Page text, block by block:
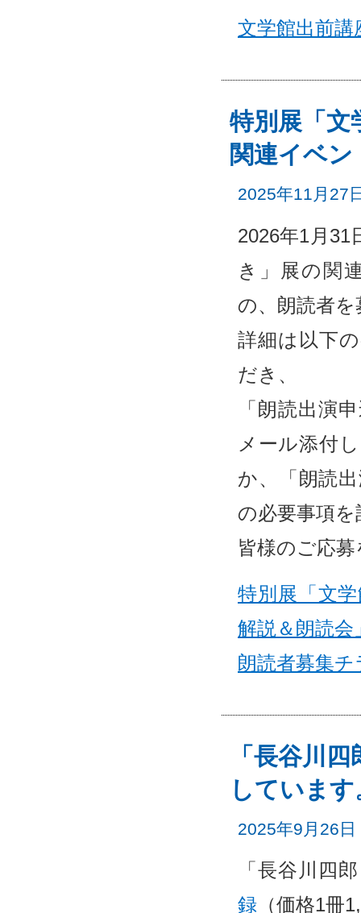
文学館出前
特別展「文
関連イベ
2025年11月27
2026年1月
き」展の関
の、朗読者
詳細は以下
だき、
「朗読出演
メール添付
か、「朗読
の必要事項
皆様のご応
特別展「文
解説＆朗読
朗読者募集チ
「長谷川
しています
2025年9月26日
「長谷川四
録 （価格1冊